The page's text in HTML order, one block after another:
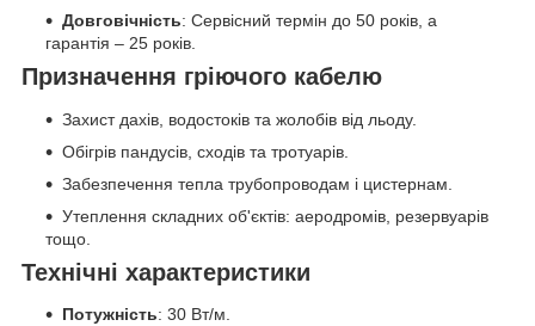
Довговічність: Сервісний термін до 50 років, а
гарантія – 25 років.
Призначення гріючого кабелю
Захист дахів, водостоків та жолобів від льоду.
Обігрів пандусів, сходів та тротуарів.
Забезпечення тепла трубопроводам і цистернам.
Утеплення складних об'єктів: аеродромів, резервуарів
тощо.
Технічні характеристики
Потужність: 30 Вт/м.